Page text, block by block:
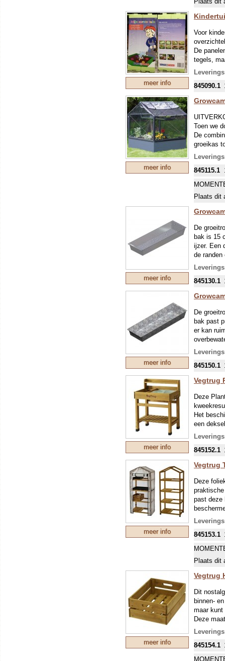
meer info
Voor
De
tegels,
helemaal
845090.1
meer info
Toen we
De
groeikas
De
Met
100 cm
Door
regen,
De
niet-
Een
ophalen
845115.1
Plaats dit
meer info
De
bak is 15
ijzer. Een
de
het
845130.1
meer info
De
bak past
er kan
Gebruik
845150.1
meer info
Vegtrug
Deze
Het
een
van uw
De
huis, in
845152.1
meer info
Vegtrug
Deze
past deze
nodig
perfect bij
Gewicht:
845153.1
Plaats dit
meer info
Vegtrug
Dit
binnen-
maar kunt
Deze
845154.1